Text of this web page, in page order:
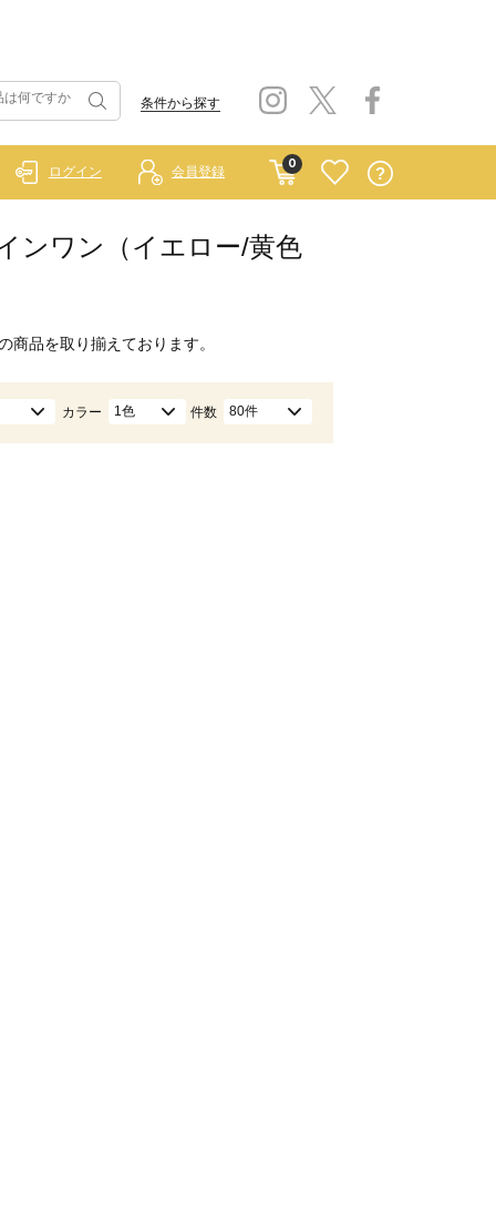
条件から探す
0
ログイン 会員登録
ンワン（イエロー/黄色
商品を取り揃えております。
カラー 1色 件数 80件